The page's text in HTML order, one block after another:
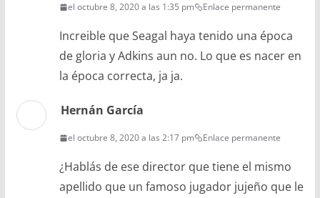
el octubre 8, 2020 a las 1:35 pm Enlace permanente
Increible que Seagal haya tenido una época
de gloria y Adkins aun no. Lo que es nacer en
la época correcta, ja ja.
Hernán García
el octubre 8, 2020 a las 2:17 pm Enlace permanente
¿Hablás de ese director que tiene el mismo
apellido que un famoso jugador jujeño que le